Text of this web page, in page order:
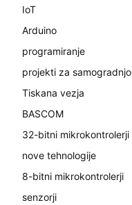
IoT
Arduino
programiranje
projekti za samogradnjo
Tiskana vezja
BASCOM
32-bitni mikrokontrolerji
nove tehnologije
8-bitni mikrokontrolerji
senzorji